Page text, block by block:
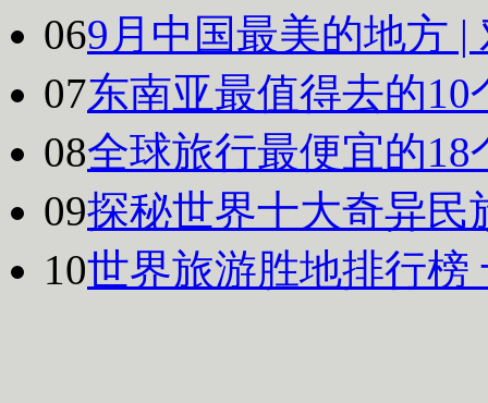
069月中国最美的地方
07东南亚最值得去的
08全球旅行最便宜的
09探秘世界十大奇异民
10世界旅游胜地排行榜